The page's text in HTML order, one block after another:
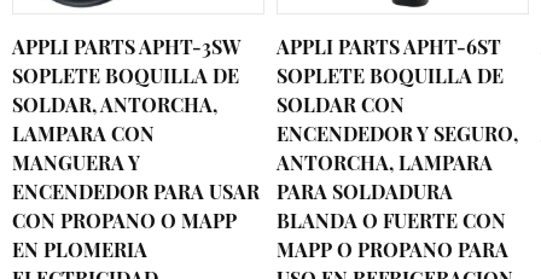
APPLI PARTS APHT-3SW
SOPLETE BOQUILLA DE
SOLDAR, ANTORCHA,
LAMPARA CON
MANGUERA Y
ENCENDEDOR PARA USAR
CON PROPANO O MAPP
EN PLOMERIA
APPLI PARTS APHT-6ST
SOPLETE BOQUILLA DE
SOLDAR CON
ENCENDEDOR Y SEGURO,
ANTORCHA, LAMPARA
PARA SOLDADURA
BLANDA O FUERTE CON
MAPP O PROPANO PARA